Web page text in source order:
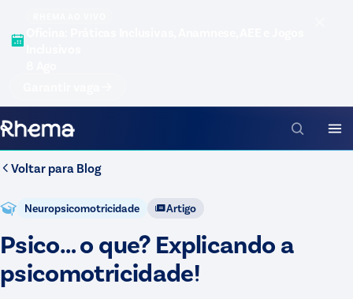
Voltar para Blog
Neuropsicomotricidade Artigo
Psico… o que? Explicando a
psicomotricidade!